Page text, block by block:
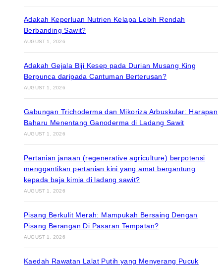
Adakah Keperluan Nutrien Kelapa Lebih Rendah
Berbanding Sawit?
AUGUST 1, 2026
Adakah Gejala Biji Kesep pada Durian Musang King
Berpunca daripada Cantuman Berterusan?
AUGUST 1, 2026
Gabungan Trichoderma dan Mikoriza Arbuskular: Harapan
Baharu Menentang Ganoderma di Ladang Sawit
AUGUST 1, 2026
Pertanian janaan (regenerative agriculture) berpotensi
menggantikan pertanian kini yang amat bergantung
kepada baja kimia di ladang sawit?
AUGUST 1, 2026
Pisang Berkulit Merah: Mampukah Bersaing Dengan
Pisang Berangan Di Pasaran Tempatan?
AUGUST 1, 2026
Kaedah Rawatan Lalat Putih yang Menyerang Pucuk